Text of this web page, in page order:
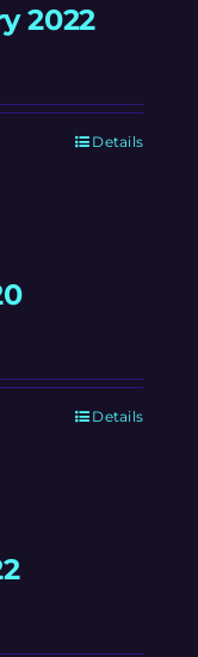
2022
Details
Details